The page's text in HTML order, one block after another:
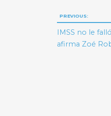
de
PREVIOUS:
IMSS no le
afirma Zoé